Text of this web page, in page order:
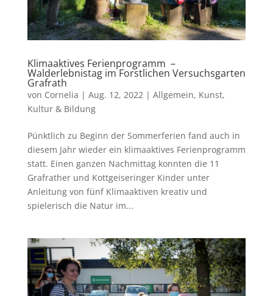
Klimaaktives Ferienprogramm –
Walderlebnistag im Forstlichen Versuchsgarten
Grafrath
von Cornelia | Aug. 12, 2022 | Allgemein, Kunst,
Kultur & Bildung
Pünktlich zu Beginn der Sommerferien fand auch in
diesem Jahr wieder ein klimaaktives Ferienprogramm
statt. Einen ganzen Nachmittag konnten die 11
Grafrather und Kottgeiseringer Kinder unter
Anleitung von fünf Klimaaktiven kreativ und
spielerisch die Natur im...